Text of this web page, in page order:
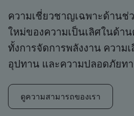
ความเชี่ยวชาญเฉพาะด้านช่
ใหม่ของความเป็นเลิศในด้าน
ทั้งการจัดการพลังงาน ความ
อุปทาน และความปลอดภัยท
ดูความสามารถของเรา